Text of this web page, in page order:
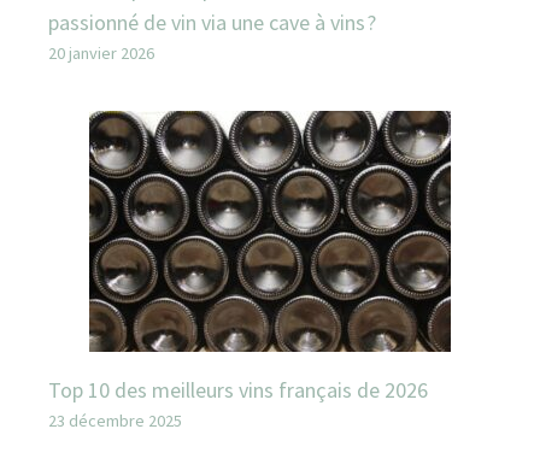
passionné de vin via une cave à vins ?
20 janvier 2026
Top 10 des meilleurs vins français de 2026
23 décembre 2025